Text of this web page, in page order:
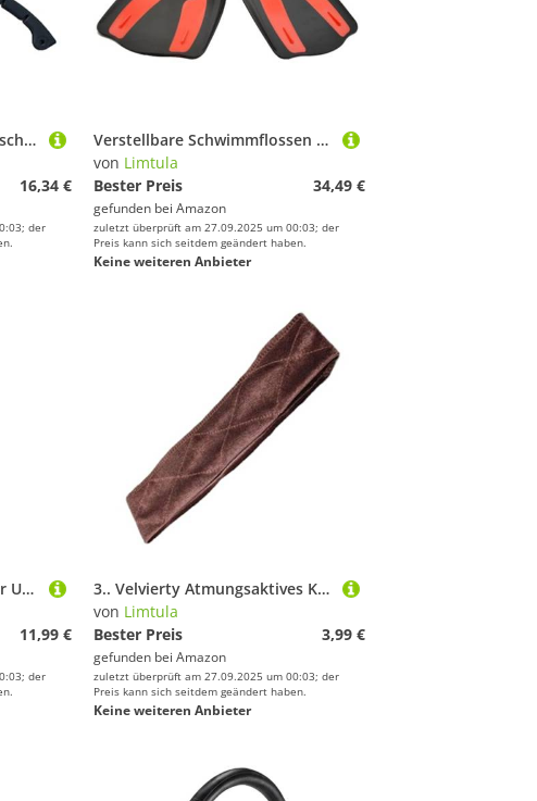
Limtula Skateboard-Nasenschutz, Skateboard-Deckschutz, Longboards, Stoßstangen, Schutzhüllen, Silikon-Schutzhülle, Snowboard-Zubehör
16,34 €
der
Verstellbare Schwimmflossen Reisegröße Flipper Kurzschnorcheln Bequem
von Limtula
Bester Preis
34,49 €
gefunden bei Amazon
zuletzt überprüft am 27.09.2025 um 00:03; der
Preis kann sich seitdem geändert haben.
Keine weiteren Anbieter
Limtula Flared Spulenhalter Und Drahtgewinde Für Die Fischereiköder Und Nähmaschinenfischerei Bindungswerkzeug
11,99 €
der
3.. Velvierty Atmungsaktives Kopfbedeckungsband Für Fitness Office Wear Machine Waschmaschinenfass Samt Haarbandmaschine Waschbar
von Limtula
Bester Preis
3,99 €
gefunden bei Amazon
zuletzt überprüft am 27.09.2025 um 00:03; der
Preis kann sich seitdem geändert haben.
Keine weiteren Anbieter